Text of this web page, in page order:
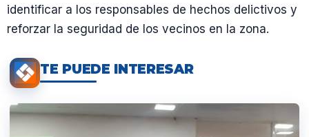
identificar a los responsables de hechos delictivos y
reforzar la seguridad de los vecinos en la zona.
TE PUEDE INTERESAR